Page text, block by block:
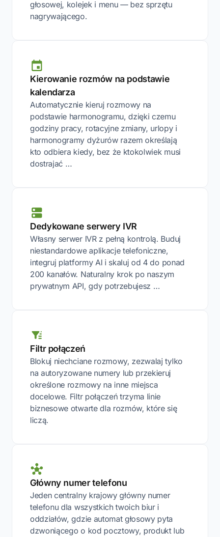
głosowej, kolejek i menu — bez sprzętu
nagrywającego.
Kierowanie rozmów na podstawie
kalendarza
Automatycznie kieruj rozmowy na
podstawie harmonogramu, dzięki czemu
godziny pracy, rotacyjne zmiany, urlopy i
harmonogramy dyżurów razem określają
kto odbiera kiedy, bez że ktokolwiek musi
dostrajać …
Dedykowane serwery IVR
Własny serwer IVR z pełną kontrolą. Buduj
niestandardowe aplikacje telefoniczne,
integruj platformy AI i skaluj od 4 do ponad
200 kanałów. Naturalny krok po naszym
prywatnym API, gdy potrzebujesz …
Filtr połączeń
Blokuj niechciane rozmowy, zezwalaj tylko
na autoryzowane numery lub przekieruj
określone rozmowy na inne miejsca
docelowe. Filtr połączeń trzyma linie
biznesowe otwarte dla rozmów, które się
liczą.
Główny numer telefonu
Jeden centralny krajowy główny numer
telefonu dla wszystkich twoich biur i
oddziałów, gdzie automat głosowy pyta
dzwoniącego o kod pocztowy, produkt lub